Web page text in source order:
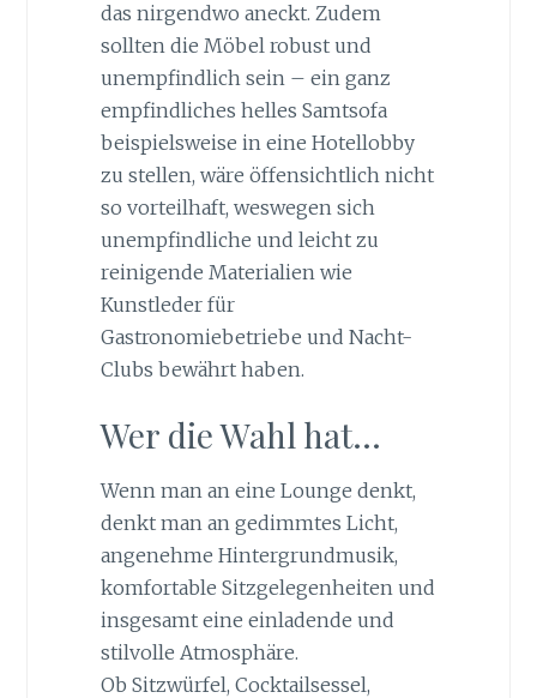
das nirgendwo aneckt. Zudem
sollten die Möbel robust und
unempfindlich sein – ein ganz
empfindliches helles Samtsofa
beispielsweise in eine Hotellobby
zu stellen, wäre öffensichtlich nicht
so vorteilhaft, weswegen sich
unempfindliche und leicht zu
reinigende Materialien wie
Kunstleder für
Gastronomiebetriebe und Nacht-
Clubs bewährt haben.
Wer die Wahl hat…
Wenn man an eine Lounge denkt,
denkt man an gedimmtes Licht,
angenehme Hintergrundmusik,
komfortable Sitzgelegenheiten und
insgesamt eine einladende und
stilvolle Atmosphäre.
Ob Sitzwürfel, Cocktailsessel,